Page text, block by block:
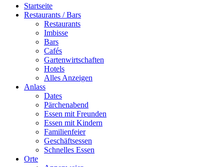
Startseite
Restaurants / Bars
Restaurants
Imbisse
Bars
Cafés
Gartenwirtschaften
Hotels
Alles Anzeigen
Anlass
Dates
Pärchenabend
Essen mit Freunden
Essen mit Kindern
Familienfeier
Geschäftsessen
Schnelles Essen
Orte